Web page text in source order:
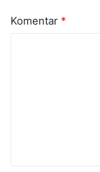
Komentar *